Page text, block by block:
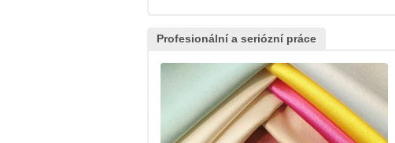
Profesionální a seriózní práce